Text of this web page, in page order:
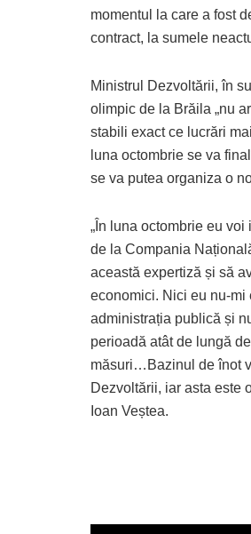
momentul la care a fost
contract, la sumele
Ministrul Dezvoltării, în
olimpic de la Brăila „nu
stabili exact ce lucrări
luna octombrie se va
se va putea organiza o
„În luna octombrie eu
de la Compania
această expertiză și să
economici. Nici eu nu-mi
administrația publică și
perioadă atât de lungă
măsuri…Bazinul de înot
Dezvoltării, iar asta este
Ioan Veștea.